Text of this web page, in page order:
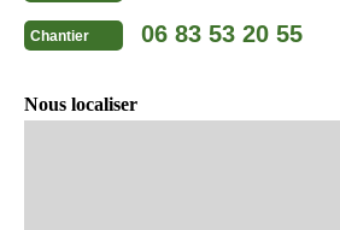
Chantier 06 83 53 20 55
Nous localiser